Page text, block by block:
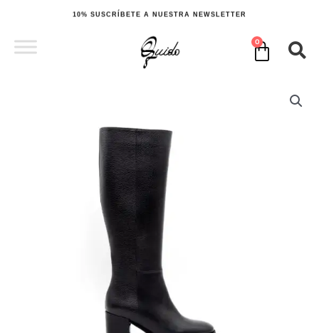
contenido
10% SUSCRÍBETE A NUESTRA NEWSLETTER
0
Cart